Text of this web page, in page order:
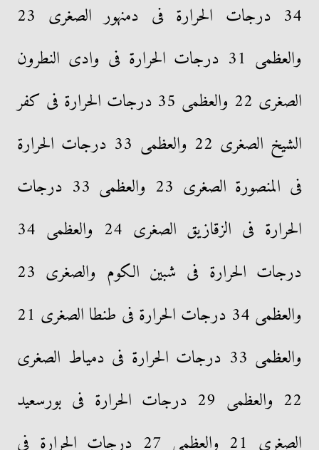
34 درجات الحرارة فى دمنهور الصغرى 23
والعظمى 31 درجات الحرارة فى وادى النطرون
الصغرى 22 والعظمى 35 درجات الحرارة فى كفر
الشيخ الصغرى 22 والعظمى 33 درجات الحرارة
فى المنصورة الصغرى 23 والعظمى 33 درجات
الحرارة فى الزقازيق الصغرى 24 والعظمى 34
درجات الحرارة فى شبين الكوم والصغرى 23
والعظمى 34 درجات الحرارة فى طنطا الصغرى 21
والعظمى 33 درجات الحرارة فى دمياط الصغرى
22 والعظمى 29 درجات الحرارة فى بورسعيد
الصغرى 21 والعظمى 27 درجات الحرارة فى